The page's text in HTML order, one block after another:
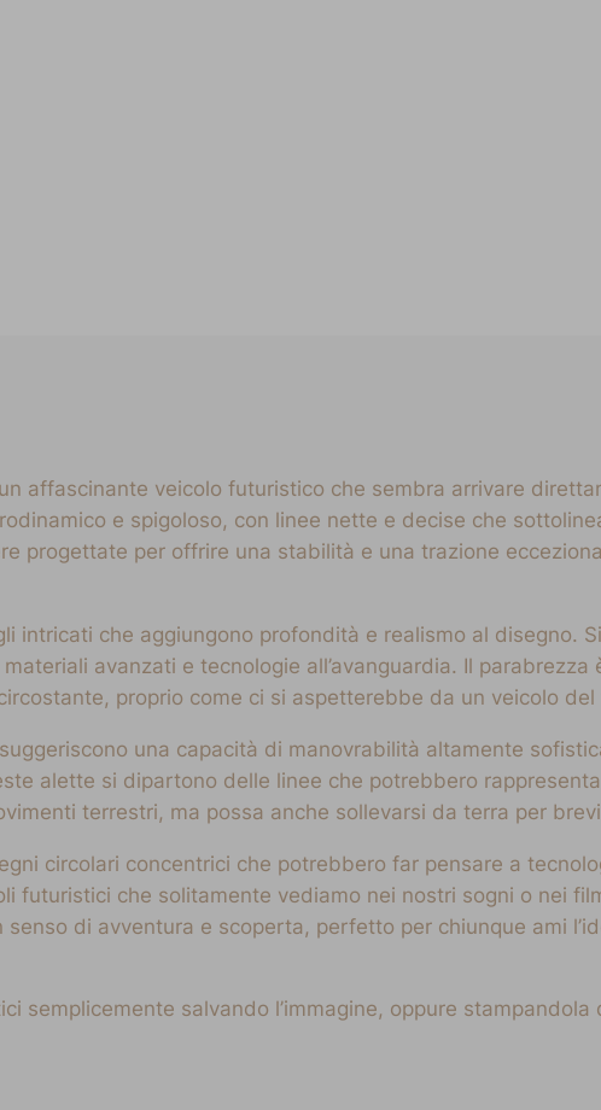
affascinante veicolo futuristico che sembra arrivare
e spigoloso, con linee nette e decise che
progettate per offrire una stabilità e una trazione
che aggiungono profondità e realismo al disegno. Si
avanzati e tecnologie all’avanguardia. Il parabrezza
proprio come ci si aspetterebbe da un veicolo del
una capacità di manovrabilità altamente
alette si dipartono delle linee che potrebbero
terrestri, ma possa anche sollevarsi da terra per
circolari concentrici che potrebbero far pensare a
futuristici che solitamente vediamo nei nostri sogni o nei
di avventura e scoperta, perfetto per chiunque ami
semplicemente salvando l’immagine, oppure